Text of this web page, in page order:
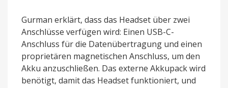
Gurman erklärt, dass das Headset über zwei
Anschlüsse verfügen wird: Einen USB-C-
Anschluss für die Datenübertragung und einen
proprietären magnetischen Anschluss, um den
Akku anzuschließen. Das externe Akkupack wird
benötigt, damit das Headset funktioniert, und